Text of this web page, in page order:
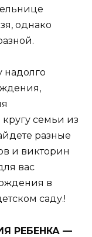
однако
надолго
семьи из
разные
и викторин
вас
в
саду.!
РЕБЕНКА —